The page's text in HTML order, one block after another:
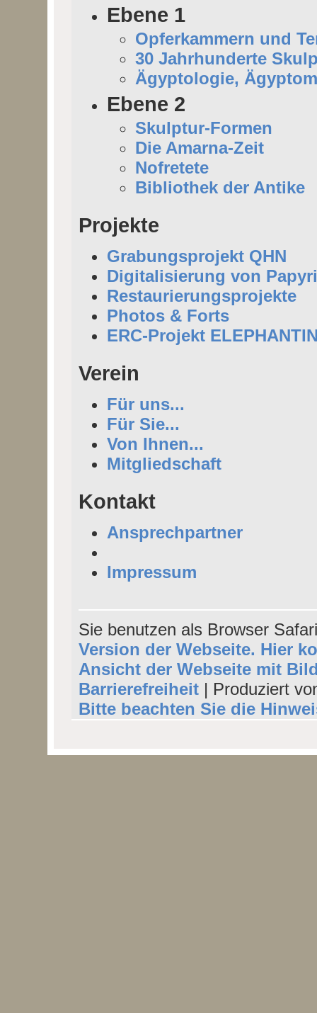
Ebene 1
Opferkammern und
30 Jahrhunderte
Ägyptologie,
Ebene 2
Skulptur-Formen
Die Amarna-Zeit
Nofretete
Bibliothek der Antike
Projekte
Grabungsprojekt QHN
Digitalisierung von
Restaurierungsprojekte
Photos & Forts
ERC-Projekt
Verein
Für uns...
Für Sie...
Von Ihnen...
Mitgliedschaft
Kontakt
Ansprechpartner
Impressum
Sie benutzen als Browser
Version der Webseite. Hier
Ansicht der Webseite mit
Barrierefreiheit | Produziert
Bitte beachten Sie die